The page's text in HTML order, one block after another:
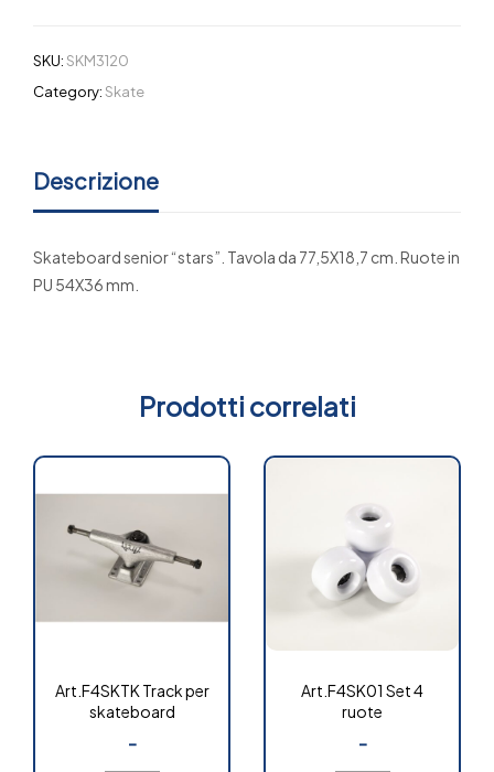
SKU:SKM3120
Category:Skate
Descrizione
Skateboard senior “stars”. Tavola da 77,5X18,7 cm. Ruote in
PU 54X36 mm.
Prodotti correlati
Art.F4SKTK Track per
skateboard
-
Art.F4SK01 Set 4
ruote
-